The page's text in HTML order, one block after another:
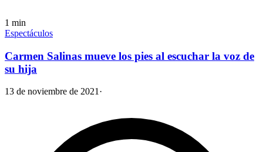
1 min
Espectáculos
Carmen Salinas mueve los pies al escuchar la voz de
su hija
13 de noviembre de 2021·